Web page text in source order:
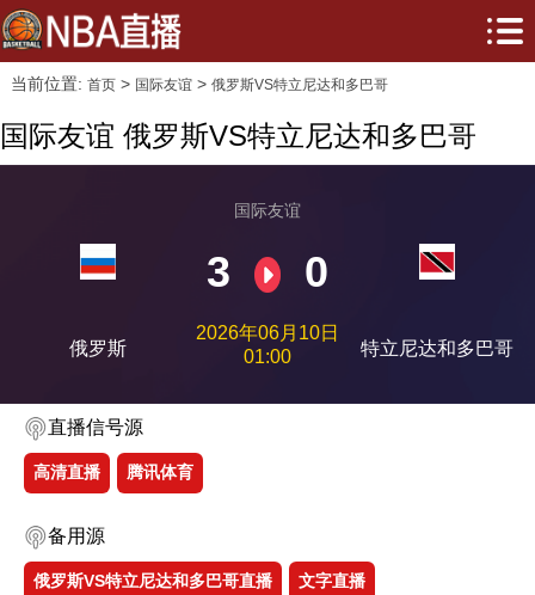
当前位置: 首页> 国际友谊> 俄罗斯VS特立尼达和多巴哥
国际友谊 俄罗斯VS特立尼达和多巴哥
俄罗斯
国际友谊
3 0
2026年06月10日
01:00
特立尼达和多巴哥
直播信号源
高清直播 腾讯体育
备用源
俄罗斯VS特立尼达和多巴哥直播 文字直播